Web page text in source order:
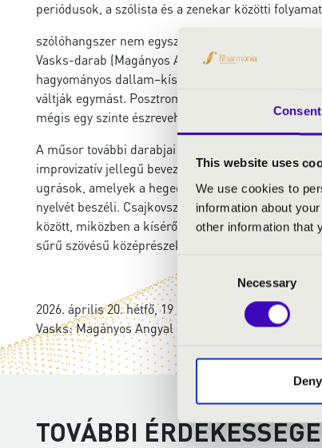
Consent
This website uses
We use cookies to
information about
other information that
Selection
Necessary
Deny
periódusok, a szólista és a zenekar közötti
szólóhangszer nem egyszerűen ismétli az
Vasks-darab (Magányos Angyal - meditáció
hagyományos dallam–kíséret viszonyra épül,
váltják egymást. Posztromantikus programzene
mégis egy szinte észrevehetetlen, szeretetteljes
A műsor további darabjai jelentősen eltérő
improvizatív jellegű bevezetésből és gyors,
ugrások, amelyek a hegedű technikai
nyelvét beszéli. Csajkovszkij tanítványának
között, miközben a kísérő szólamok
sűrű szövésű középrészekkel.
2026. április 20. hétfő, 19 óra, Balatonfüred.
Vasks: Magányos Angyal – meditáció hegedűre és
TOVÁBBI